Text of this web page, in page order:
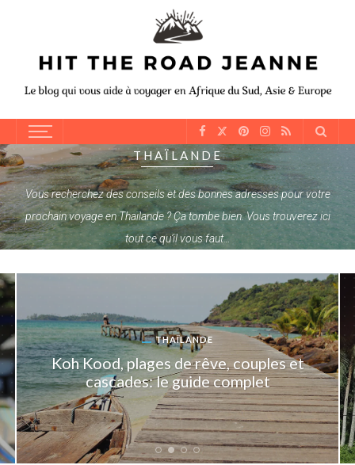
THAÏLANDE
Vous recherchez des conseils et des bonnes adresses pour votre
prochain voyage en Thaïlande ? Ça tombe bien. Vous trouverez ici
tout ce qu’il vous faut…
THAÏLANDE
Koh Kood, plages de rêve, couples et
cascades: le guide complet